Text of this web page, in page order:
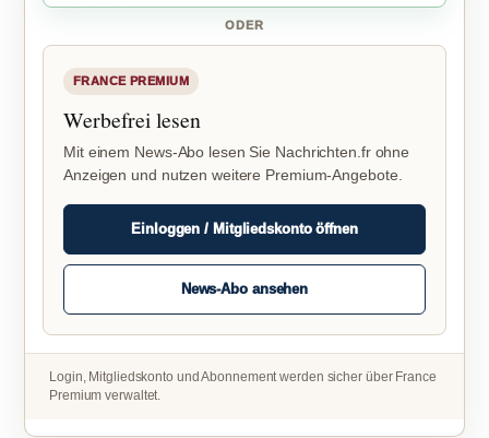
ODER
FRANCE PREMIUM
Werbefrei lesen
Mit einem News-Abo lesen Sie Nachrichten.fr ohne
Anzeigen und nutzen weitere Premium-Angebote.
Einloggen / Mitgliedskonto öffnen
News-Abo ansehen
Login, Mitgliedskonto und Abonnement werden sicher über France
Premium verwaltet.